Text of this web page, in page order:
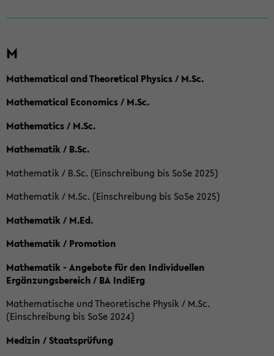
M
Mathematical and Theoretical Physics / M.Sc.
Mathematical Economics / M.Sc.
Mathematics / M.Sc.
Mathematik / B.Sc.
Mathematik / B.Sc. (Einschreibung bis SoSe 2025)
Mathematik / M.Sc. (Einschreibung bis SoSe 2025)
Mathematik / M.Ed.
Mathematik / Promotion
Mathematik - Angebote für den Individuellen
Ergänzungsbereich / BA IndiErg
Mathematische und Theoretische Physik / M.Sc.
(Einschreibung bis SoSe 2024)
Medizin / Staatsprüfung